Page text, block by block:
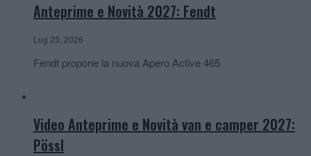
Anteprime e Novità 2027: Fendt
Lug 23, 2026
Fendt propone la nuova Apero Active 465
Video Anteprime e Novità van e camper 2027:
Pössl